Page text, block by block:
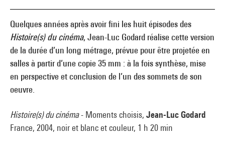
Quelques années après avoir fini les huit épisodes des
Histoire(s) du cinéma, Jean-Luc Godard réalise cette version
de la durée d’un long métrage, prévue pour être projetée en
salles à partir d’une copie 35 mm : à la fois synthèse, mise
en perspective et conclusion de l’un des sommets de son
oeuvre.
Histoire(s) du cinéma- Moments choisis, Jean-Luc Godard
France, 2004, noir et blanc et couleur, 1 h 20 min